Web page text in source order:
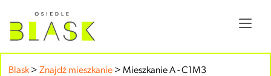
Blask> Znajdź mieszkanie > Mieszkanie A - C1M3